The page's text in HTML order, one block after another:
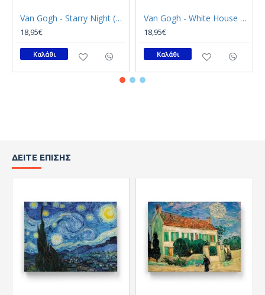
Van Gogh - Starry Night (Καμβάς)
18,95€
Καλάθι
Van Gogh - White House at Night (Καμβάς)
18,95€
Καλάθι
ΔΕΊΤΕ ΕΠΊΣΗΣ